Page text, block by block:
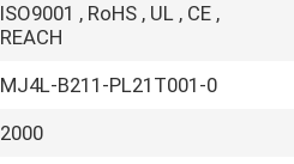
ISO9001 , RoHS , UL , CE ,
REACH
MJ4L-B211-PL21T001-0
2000